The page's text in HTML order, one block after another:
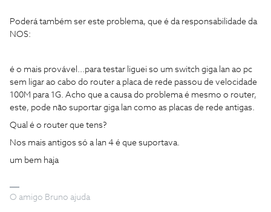
Poderá também ser este problema, que é da responsabilidade da
NOS:
é o mais provável...para testar liguei so um switch giga lan ao pc
sem ligar ao cabo do router a placa de rede passou de velocidade
100M para 1G. Acho que a causa do problema é mesmo o router,
este, pode não suportar giga lan como as placas de rede antigas.
Qual é o router que tens?
Nos mais antigos só a lan 4 é que suportava.
um bem haja
O amigo Bruno ajuda